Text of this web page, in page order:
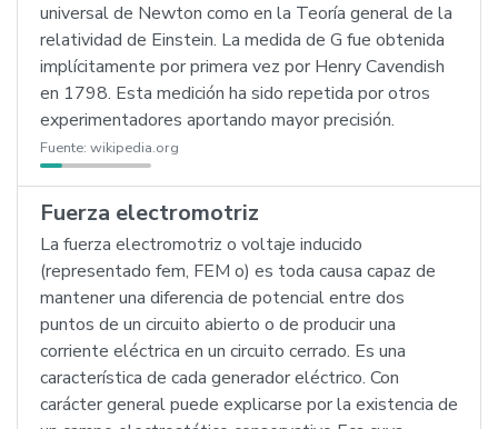
universal de Newton como en la Teoría general de la
relatividad de Einstein. La medida de G fue obtenida
implícitamente por primera vez por Henry Cavendish
en 1798. Esta medición ha sido repetida por otros
experimentadores aportando mayor precisión.
Fuente: wikipedia.org
Fuerza electromotriz
La fuerza electromotriz o voltaje inducido
(representado fem, FEM o) es toda causa capaz de
mantener una diferencia de potencial entre dos
puntos de un circuito abierto o de producir una
corriente eléctrica en un circuito cerrado. Es una
característica de cada generador eléctrico. Con
carácter general puede explicarse por la existencia de